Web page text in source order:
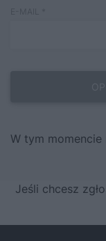
W tym
Jeśli chcesz